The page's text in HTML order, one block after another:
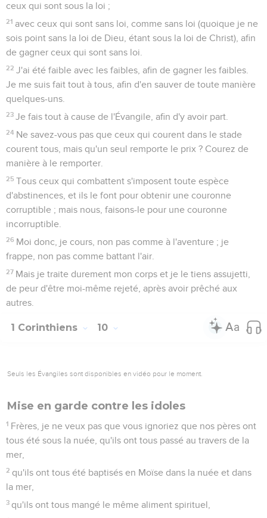
ceux qui sont sous la loi ;
21 avec ceux qui sont sans loi, comme sans loi (quoique je ne
sois point sans la loi de Dieu, étant sous la loi de Christ), afin
de gagner ceux qui sont sans loi.
22 J'ai été faible avec les faibles, afin de gagner les faibles.
Je me suis fait tout à tous, afin d'en sauver de toute manière
quelques-uns.
23 Je fais tout à cause de l'Évangile, afin d'y avoir part.
24 Ne savez-vous pas que ceux qui courent dans le stade
courent tous, mais qu'un seul remporte le prix ? Courez de
manière à le remporter.
25 Tous ceux qui combattent s'imposent toute espèce
d'abstinences, et ils le font pour obtenir une couronne
corruptible ; mais nous, faisons-le pour une couronne
incorruptible.
26 Moi donc, je cours, non pas comme à l'aventure ; je
frappe, non pas comme battant l'air.
27 Mais je traite durement mon corps et je le tiens assujetti,
de peur d'être moi-même rejeté, après avoir prêché aux
autres.
1 Corinthiens 10
Seuls les Évangiles sont disponibles en vidéo pour le moment.
Mise en garde contre les idoles
1 Frères, je ne veux pas que vous ignoriez que nos pères ont
tous été sous la nuée, qu'ils ont tous passé au travers de la
mer,
2 qu'ils ont tous été baptisés en Moïse dans la nuée et dans
la mer,
3 qu'ils ont tous mangé le même aliment spirituel,